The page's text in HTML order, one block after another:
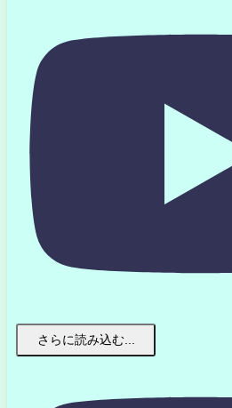
さらに読み込む...